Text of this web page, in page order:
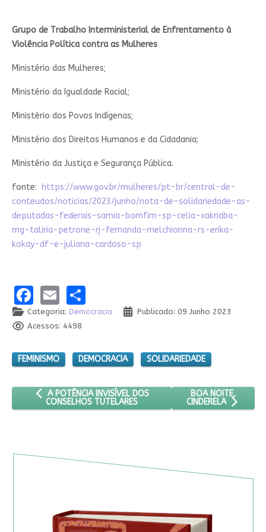
Grupo de Trabalho Interministerial de Enfrentamento à
Violência Política contra as Mulheres
Ministério das Mulheres;
Ministério da Igualdade Racial;
Ministério dos Povos Indígenas;
Ministério dos Direitos Humanos e da Cidadania;
Ministério da Justiça e Segurança Pública.
fonte:
https://www.gov.br/mulheres/pt-br/central-de-
conteudos/noticias/2023/junho/nota-de-solidariedade-as-
deputadas-federais-samia-bomfim-sp-celia-xakriaba-
mg-taliria-petrone-rj-fernanda-melchionna-rs-erika-
kokay-df-e-juliana-cardoso-sp
Facebook
EmailShare
Categoria: Democracia
Publicado: 09 Junho 2023
Acessos: 4498
FEMINISMO DEMOCRACIA SOLIDARIEDADE
ARTIGO ANTERIOR: A POTÊNCIA INVISÍVEL DOS CONSELHOS
A POTÊNCIA INVISÍVEL DOS
CONSELHOS TUTELARES
PRÓXIMO ARTIGO:
BOA NOITE,
CINDERELA